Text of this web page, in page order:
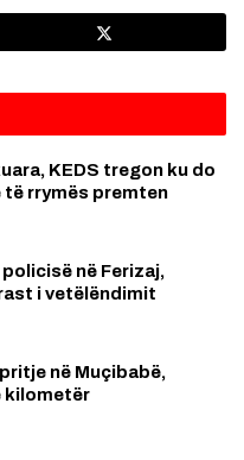
KEDS tregon ku do
rrymës premten
në Ferizaj,
i vetëlëndimit
në Muçibabë,
kilometër